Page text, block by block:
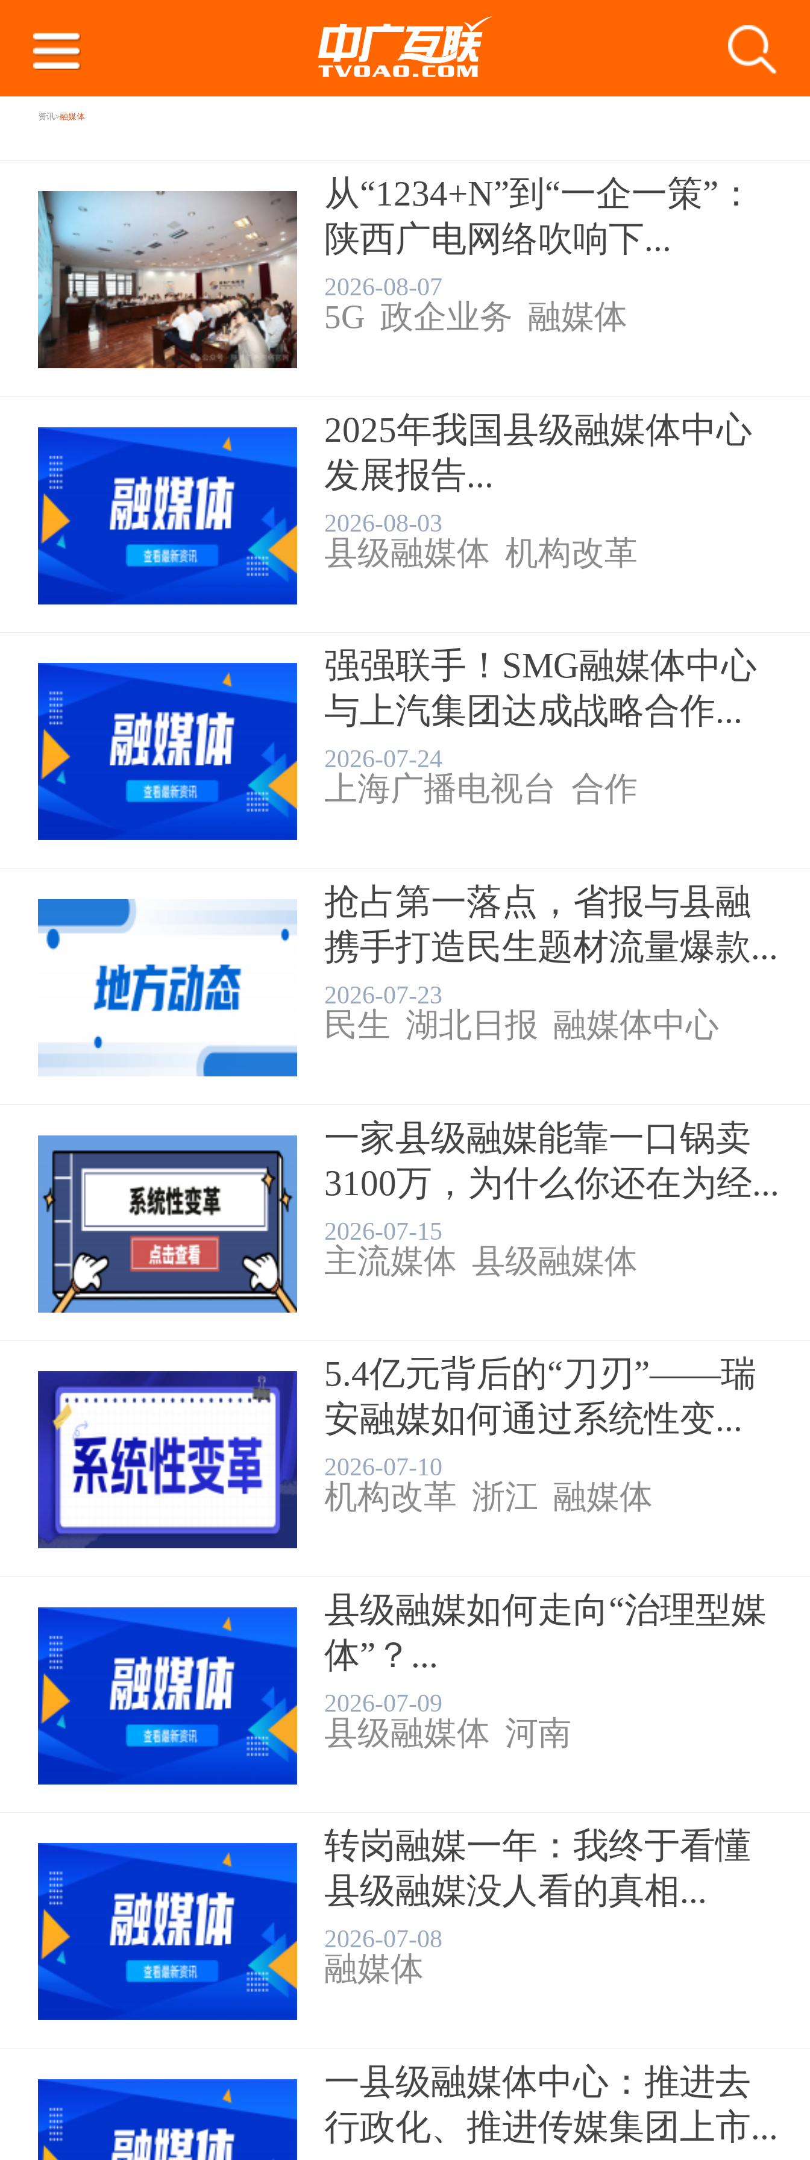
资讯>融媒体
从“1234+N”到“一企一策”：
陕西广电网络吹响下...
2026-08-07
5G 政企业务 融媒体
陕西广电网络
2025年我国县级融媒体中心
发展报告...
2026-08-03
县级融媒体 机构改革
强强联手！SMG融媒体中心
与上汽集团达成战略合作...
2026-07-24
上海广播电视台 合作
融媒体中心
抢占第一落点，省报与县融
携手打造民生题材流量爆款...
2026-07-23
民生 湖北日报 融媒体中心
一家县级融媒能靠一口锅卖
3100万，为什么你还在为经...
2026-07-15
主流媒体 县级融媒体
5.4亿元背后的“刀刃”——瑞
安融媒如何通过系统性变...
2026-07-10
机构改革 浙江 融媒体
县级融媒如何走向“治理型媒
体”？...
2026-07-09
县级融媒体 河南
转岗融媒一年：我终于看懂
县级融媒没人看的真相...
2026-07-08
融媒体
一县级融媒体中心：推进去
行政化、推进传媒集团上市...